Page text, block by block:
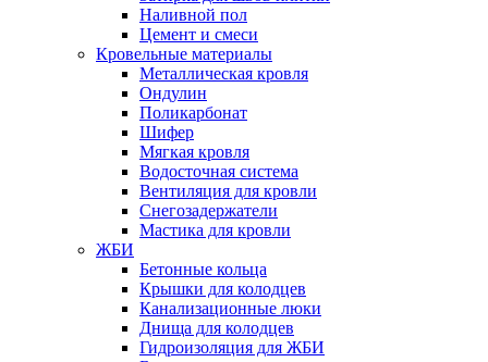
Наливной пол
Цемент и смеси
Кровельные материалы
Металлическая кровля
Ондулин
Поликарбонат
Шифер
Мягкая кровля
Водосточная система
Вентиляция для кровли
Снегозадержатели
Мастика для кровли
ЖБИ
Бетонные кольца
Крышки для колодцев
Канализационные люки
Днища для колодцев
Гидроизоляция для ЖБИ